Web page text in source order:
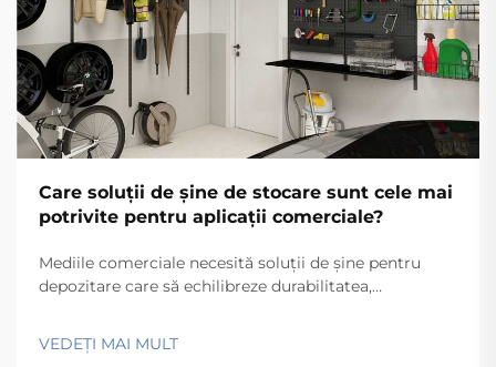
Care soluții de șine de stocare sunt cele mai
potrivite pentru aplicații comerciale?
Mediile comerciale necesită soluții de șine pentru
depozitare care să echilibreze durabilitatea,
operaționale specifice. Indiferent dacă este vorba de
VEDEȚI MAI MULT